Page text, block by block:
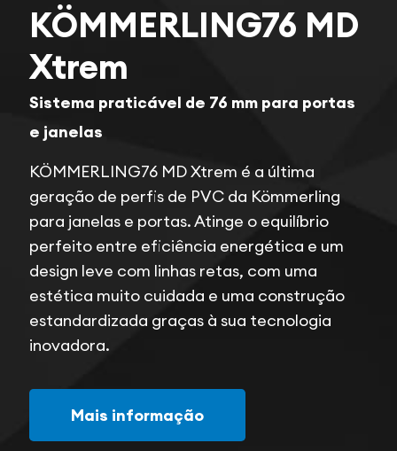
KÖMMERLING76 MD
Xtrem
Sistema praticável de 76 mm para portas
e janelas
KÖMMERLING76 MD Xtrem é a última
geração de perfis de PVC da Kömmerling
para janelas e portas. Atinge o equilíbrio
perfeito entre eficiência energética e um
design leve com linhas retas, com uma
estética muito cuidada e uma construção
estandardizada graças à sua tecnologia
inovadora.
Mais informação